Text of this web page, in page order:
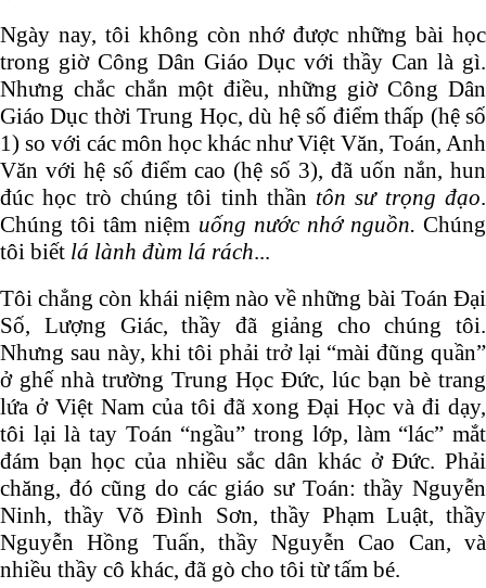
Ngày nay, tôi không còn nhớ được những bài học
trong giờ Công Dân Giáo Dục với thầy Can là gì.
Nhưng chắc chắn một điều, những giờ Công Dân
Giáo Dục thời Trung Học, dù hệ số điểm thấp (hệ số
1) so với các môn học khác như Việt Văn, Toán, Anh
Văn với hệ số điểm cao (hệ số 3), đã uốn nắn, hun
đúc học trò chúng tôi tinh thần tôn sư trọng đạo.
Chúng tôi tâm niệm uống nước nhớ nguồn. Chúng
tôi biết lá lành đùm lá rách...
Tôi chẳng còn khái niệm nào về những bài Toán Đại
Số, Lượng Giác, thầy đã giảng cho chúng tôi.
Nhưng sau này, khi tôi phải trở lại “mài đũng quần”
ở ghế nhà trường Trung Học Đức, lúc bạn bè trang
lứa ở Việt Nam của tôi đã xong Đại Học và đi dạy,
tôi lại là tay Toán “ngầu” trong lớp, làm “lác” mắt
đám bạn học của nhiều sắc dân khác ở Đức. Phải
chăng, đó cũng do các giáo sư Toán: thầy Nguyễn
Ninh, thầy Võ Đình Sơn, thầy Phạm Luật, thầy
Nguyễn Hồng Tuấn, thầy Nguyễn Cao Can, và
nhiều thầy cô khác, đã gò cho tôi từ tấm bé.